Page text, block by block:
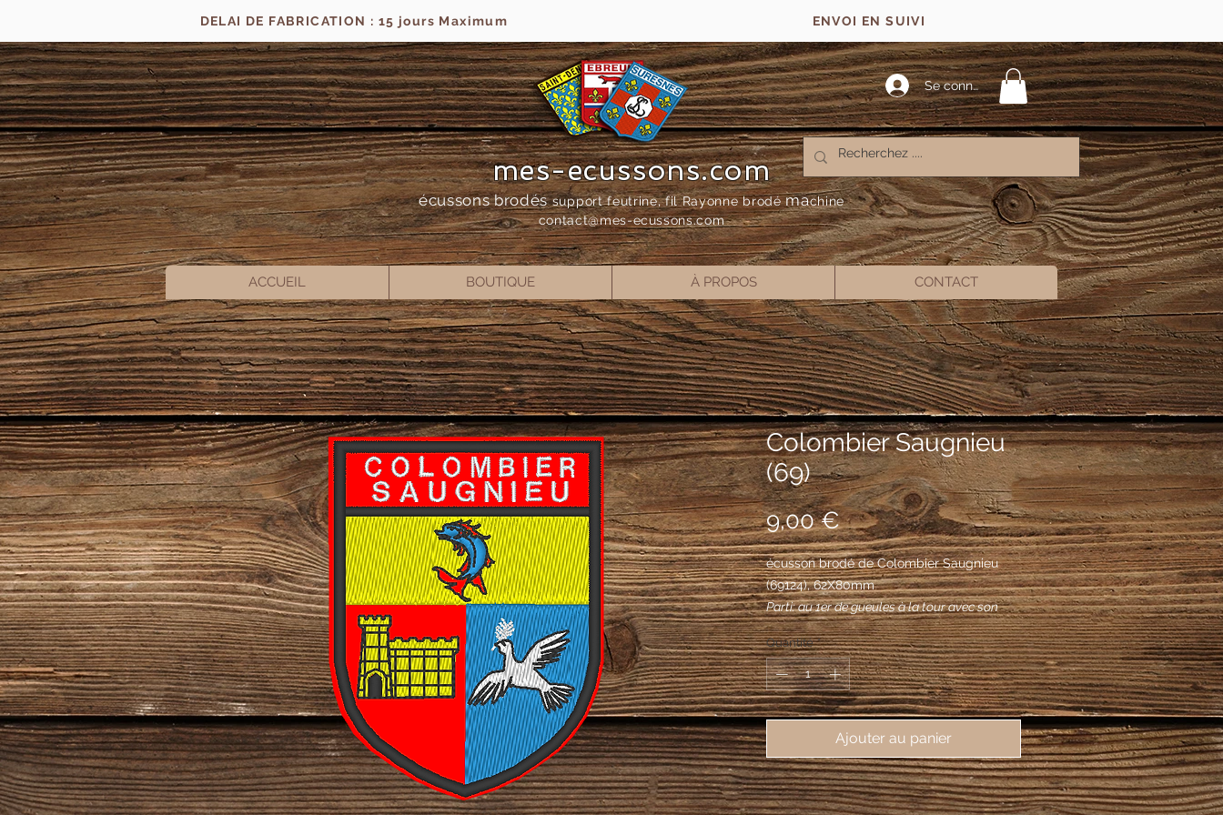
DELAI DE FABRICATION : 15 jours Maximum ENVOI EN SUIVI
Se connecter
mes-ecussons.com
écussons brodés support feutrine, fil Rayonne brodémachine
contact@mes-ecussons.com
ACCUEIL BOUTIQUE À PROPOS CONTACT
Colombier Saugnieu
(69)
9,00 €Prix
écusson brodé de Colombier Saugnieu
(69124), 62X80mm
Parti: au 1er de gueules à la tour avec son
avant-mur senestre d'or, ouverte et
maçonnée de sable, au 2e d'azur à la
colombe essorante d'argent tenant en son
bec un rameau d'olivier du même; le tout
sommé d'un chef d'or chargé d'un dauphin
d'azur barbé, crête, lorré, oreillé et peautré de
gueules.
Quantité *
Ajouter au panier